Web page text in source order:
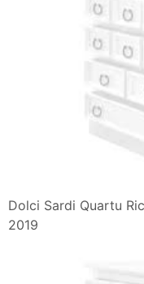
Dolci Sardi Quartu
2019